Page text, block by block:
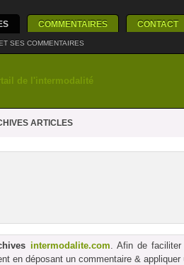
COMMENTAIRES CONTACT
SES COMMENTAIRES
ARTICLES
intermodalite.com. Afin de
en déposant un commentaire & appliquer